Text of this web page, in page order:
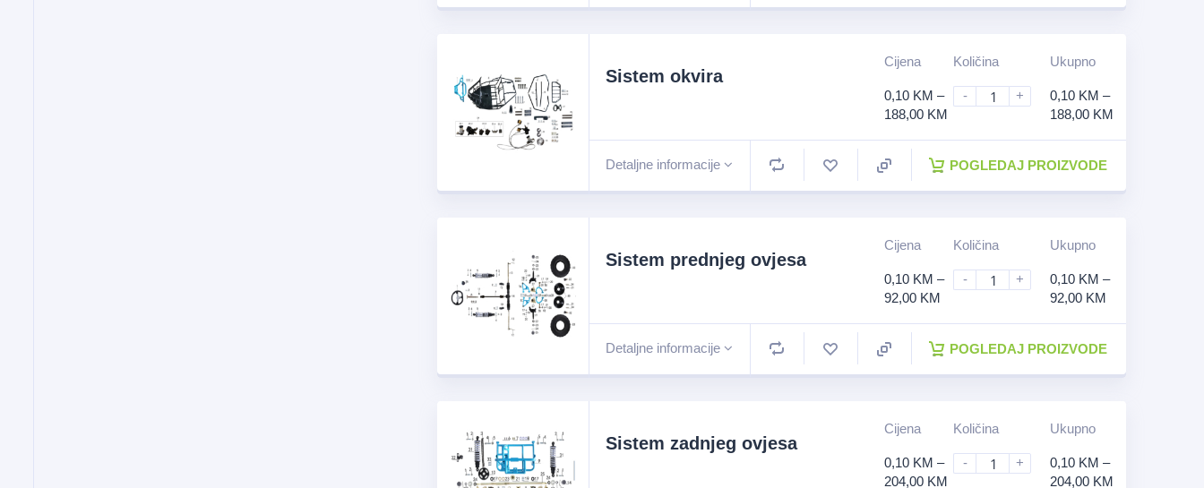
Sistem okvira
Cijena
0,10 KM –
188,00 KM
Količina
- +
Ukupno
0,10 KM –
188,00 KM
Detaljne informacije POGLEDAJ PROIZVODE
Sistem prednjeg ovjesa
Cijena
0,10 KM –
92,00 KM
Količina
- +
Ukupno
0,10 KM –
92,00 KM
Detaljne informacije POGLEDAJ PROIZVODE
Sistem zadnjeg ovjesa
Cijena
0,10 KM –
204,00 KM
Količina
- +
Ukupno
0,10 KM –
204,00 KM